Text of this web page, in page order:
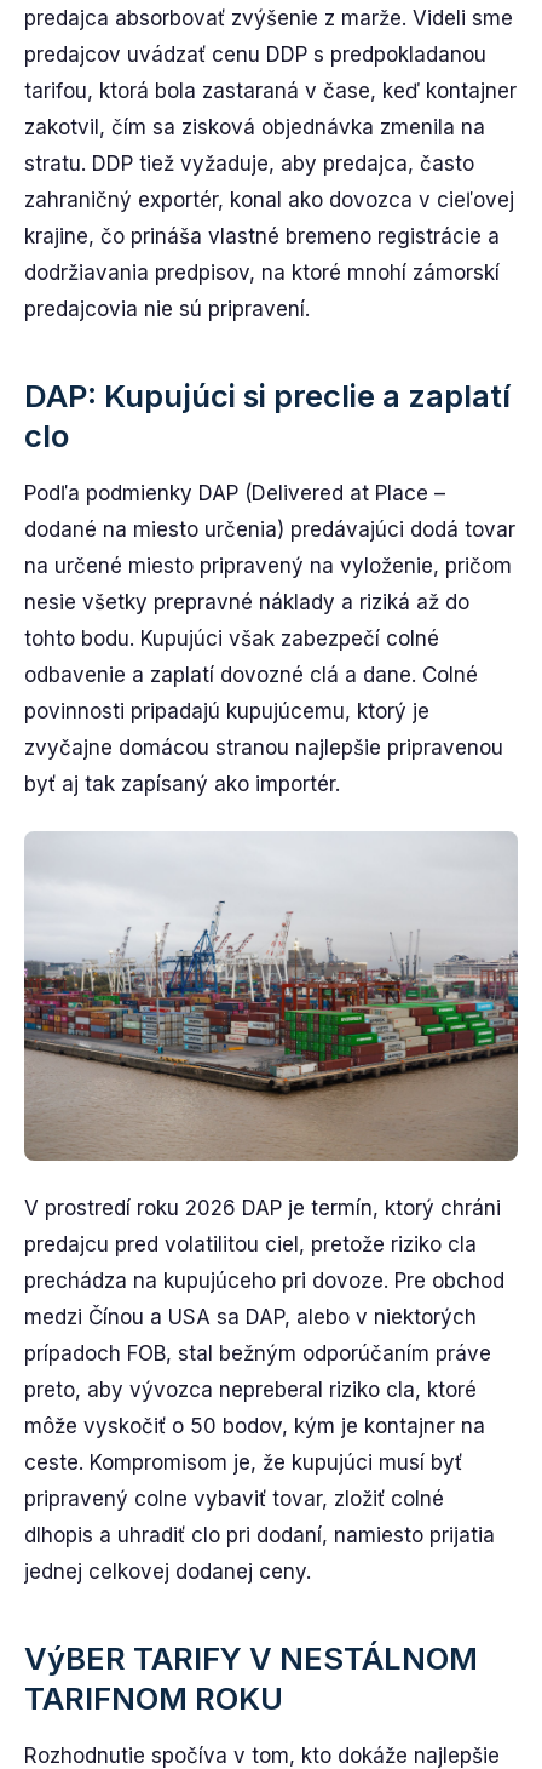
predajca absorbovať zvýšenie z marže. Videli sme
predajcov uvádzať cenu DDP s predpokladanou
tarifou, ktorá bola zastaraná v čase, keď kontajner
zakotvil, čím sa zisková objednávka zmenila na
stratu. DDP tiež vyžaduje, aby predajca, často
zahraničný exportér, konal ako dovozca v cieľovej
krajine, čo prináša vlastné bremeno registrácie a
dodržiavania predpisov, na ktoré mnohí zámorskí
predajcovia nie sú pripravení.
DAP: Kupujúci si preclie a zaplatí
clo
Podľa podmienky DAP (Delivered at Place –
dodané na miesto určenia) predávajúci dodá tovar
na určené miesto pripravený na vyloženie, pričom
nesie všetky prepravné náklady a riziká až do
tohto bodu. Kupujúci však zabezpečí colné
odbavenie a zaplatí dovozné clá a dane. Colné
povinnosti pripadajú kupujúcemu, ktorý je
zvyčajne domácou stranou najlepšie pripravenou
byť aj tak zapísaný ako importér.
V prostredí roku 2026 DAP je termín, ktorý chráni
predajcu pred volatilitou ciel, pretože riziko cla
prechádza na kupujúceho pri dovoze. Pre obchod
medzi Čínou a USA sa DAP, alebo v niektorých
prípadoch FOB, stal bežným odporúčaním práve
preto, aby vývozca nepreberal riziko cla, ktoré
môže vyskočiť o 50 bodov, kým je kontajner na
ceste. Kompromisom je, že kupujúci musí byť
pripravený colne vybaviť tovar, zložiť colné
dlhopis a uhradiť clo pri dodaní, namiesto prijatia
jednej celkovej dodanej ceny.
VýBER TARIFY V NESTÁLNOM
TARIFNOM ROKU
Rozhodnutie spočíva v tom, kto dokáže najlepšie